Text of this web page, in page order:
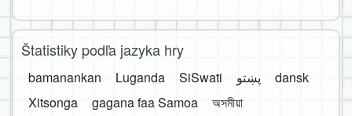
Štatistiky podľa jazyka hry
bamanankan Luganda SiSwati پښتو
dansk
Xitsonga
gagana faa Samoa
অসমীয়া